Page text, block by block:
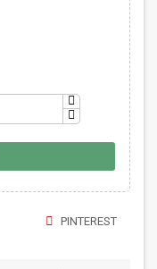
PINTEREST